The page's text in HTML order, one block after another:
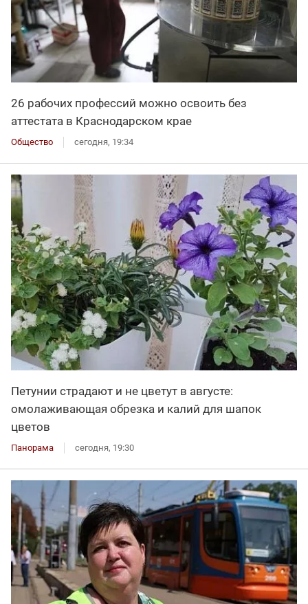
26 рабочих профессий можно освоить без
аттестата в Краснодарском крае
Общество сегодня, 19:34
Петунии страдают и не цветут в августе:
омолаживающая обрезка и калий для шапок
цветов
Панорама сегодня, 19:30